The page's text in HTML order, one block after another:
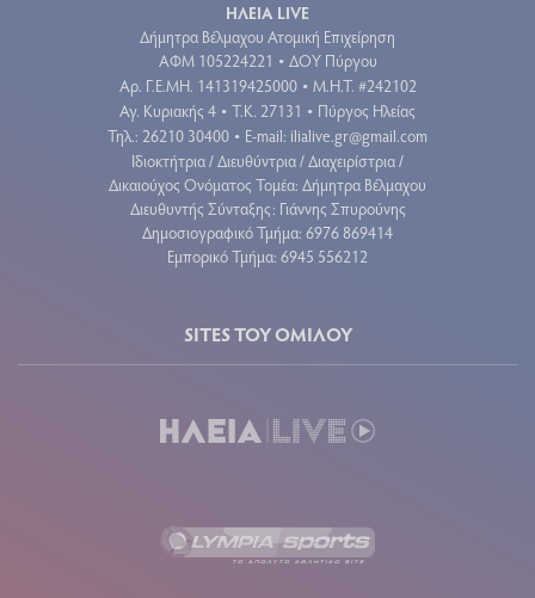
ΗΛΕΙΑ LIVE
Δήμητρα Βέλμαχου Ατομική Επιχείρηση
ΑΦΜ 105224221 • ΔΟΥ Πύργου
Aρ. Γ.Ε.ΜΗ. 141319425000 • Μ.Η.Τ. #242102
Αγ. Κυριακής 4 • Τ.Κ. 27131 • Πύργος Ηλείας
Τηλ.: 26210 30400 • E-mail: ilialive.gr@gmail.com
Ιδιοκτήτρια / Διευθύντρια / Διαχειρίστρια /
Δικαιούχος Ονόματος Τομέα: Δήμητρα Βέλμαχου
Διευθυντής Σύνταξης: Γιάννης Σπυρούνης
Δημοσιογραφικό Τμήμα: 6976 869414
Εμπορικό Τμήμα: 6945 556212
SITES ΤΟΥ ΟΜΙΛΟΥ